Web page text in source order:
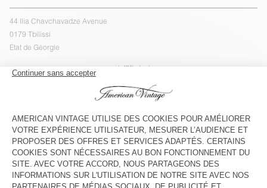
44 Ilia Chavchavadze Avenue
0179 Tbilissi
État de Géorgie
voir l''itinéraire
Lundi
11:00 - 20:00
Mardi
11:00 - 20:00
Mercredi
11:00 - 20:00
Jeudi
11:00 - 20:00
Vendredi
11:00 - 20:00
Samedi
11:00 - 20:00